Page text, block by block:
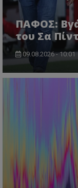
ΠΑΦΟΣ:
του Σα
09.08.2026 - 10:01